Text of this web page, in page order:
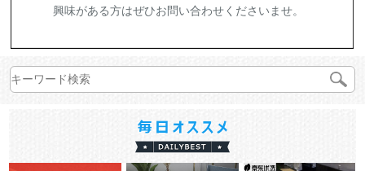
興味がある方はぜひお問い合わせくださいませ。